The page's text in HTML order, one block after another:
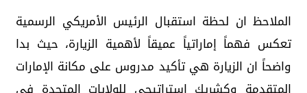
الملاحظ ان لحظة استقبال الرئيس الأمريكي الرسمية
تعكس فهماً إماراتياً عميقاً لأهمية الزيارة، حيث بدا
واضحاً ان الزيارة هي تأكيد مدروس على مكانة الإمارات